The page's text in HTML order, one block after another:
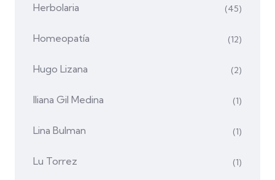
Herbolaria (45)
Homeopatía (12)
Hugo Lizana (2)
Iliana Gil Medina (1)
Lina Bulman (1)
Lu Torrez (1)